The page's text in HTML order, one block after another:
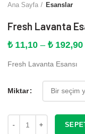
Ana Sayfa Esanslar
Fresh Lavanta
₺11,10 – ₺192,90
Fresh Lavanta Esansı
Miktar